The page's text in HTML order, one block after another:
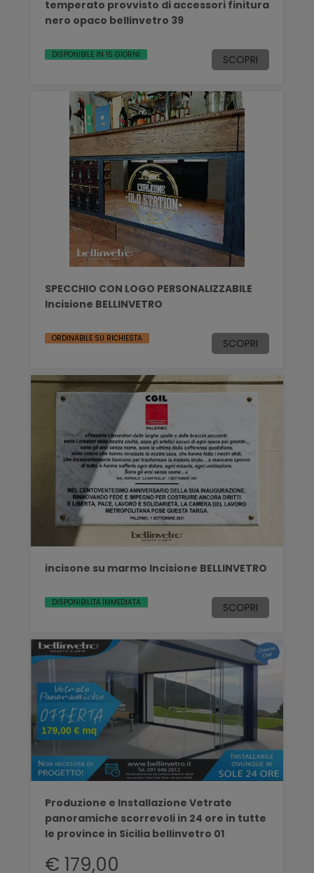
temperato provvisto di accessori finitura
nero opaco bellinvetro 39
DISPONIBILE IN 15 GIORNI SCOPRI
SPECCHIO CON LOGO PERSONALIZZABILE
Incisione BELLINVETRO
ORDINABILE SU RICHIESTA SCOPRI
incisone su marmo Incisione BELLINVETRO
DISPONIBILITÀ IMMEDIATA SCOPRI
Produzione e Installazione Vetrate
panoramiche scorrevoli in 24 ore in tutte
le province in Sicilia bellinvetro 01
€ 179,00